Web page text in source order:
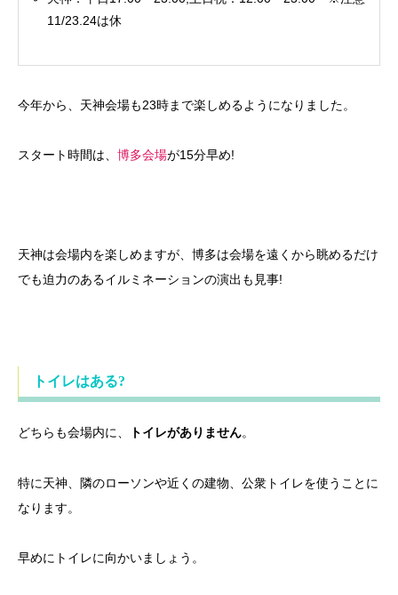
11/23.24は休
今年から、天神会場も23時まで楽しめるようになりました。
スタート時間は、 博多会場が15分早め!
天神は会場内を楽しめますが、博多は会場を遠くから眺めるだけ
でも迫力のあるイルミネーションの演出も見事!
トイレはある?
どちらも会場内に、 トイレがありません。
特に天神、隣のローソンや近くの建物、公衆トイレを使うことに
なります。
早めにトイレに向かいましょう。